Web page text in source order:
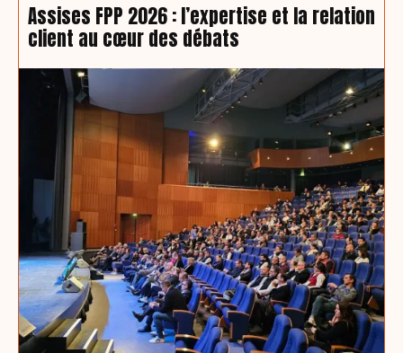
Assises FPP 2026 : l’expertise et la relation
client au cœur des débats